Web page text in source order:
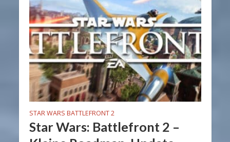
STAR WARS BATTLEFRONT 2
Star Wars: Battlefront 2 –